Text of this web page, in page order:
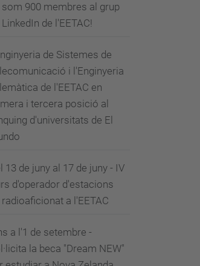
som 900 membres al grup
LinkedIn de l'EETAC!
de Sistemes de
i l'Enginyeria
de l'EETAC en
i tercera posició al
d'universitats de El
13 de juny al 17 de juny - IV
d'operador d'estacions
radioaficionat a l'EETAC
a l'1 de setembre -
la beca "Dream NEW"